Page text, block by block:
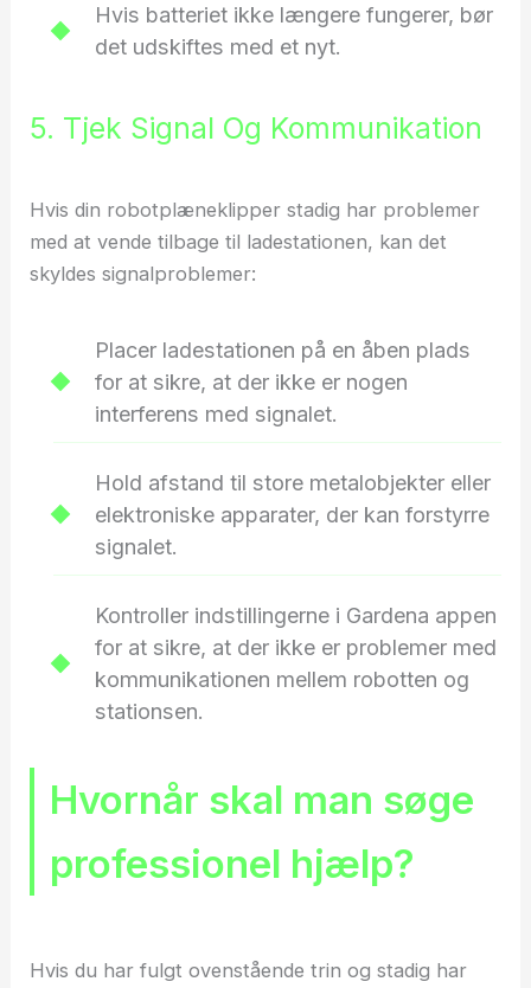
Hvis batteriet ikke længere fungerer, bør
det udskiftes med et nyt.
5. Tjek Signal Og Kommunikation
Hvis din robotplæneklipper stadig har problemer
med at vende tilbage til ladestationen, kan det
skyldes signalproblemer:
Placer ladestationen på en åben plads
for at sikre, at der ikke er nogen
interferens med signalet.
Hold afstand til store metalobjekter eller
elektroniske apparater, der kan forstyrre
signalet.
Kontroller indstillingerne i Gardena appen
for at sikre, at der ikke er problemer med
kommunikationen mellem robotten og
stationsen.
Hvornår skal man søge
professionel hjælp?
Hvis du har fulgt ovenstående trin og stadig har